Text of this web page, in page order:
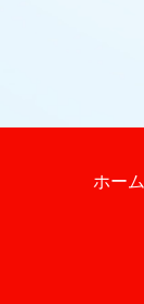
ホーム